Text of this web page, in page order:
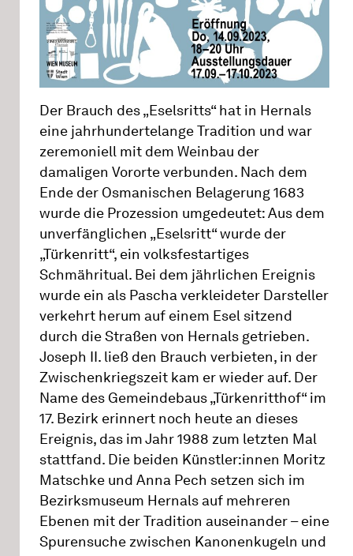
Der Brauch des „Eselsritts“ hat in Hernals
eine jahrhundertelange Tradition und war
zeremoniell mit dem Weinbau der
damaligen Vororte verbunden. Nach dem
Ende der Osmanischen Belagerung 1683
wurde die Prozession umgedeutet: Aus dem
unverfänglichen „Eselsritt“ wurde der
„Türkenritt“, ein volksfestartiges
Schmähritual. Bei dem jährlichen Ereignis
wurde ein als Pascha verkleideter Darsteller
verkehrt herum auf einem Esel sitzend
durch die Straßen von Hernals getrieben.
Joseph II. ließ den Brauch verbieten, in der
Zwischenkriegszeit kam er wieder auf. Der
Name des Gemeindebaus „Türkenritthof“ im
17. Bezirk erinnert noch heute an dieses
Ereignis, das im Jahr 1988 zum letzten Mal
stattfand. Die beiden Künstler:innen Moritz
Matschke und Anna Pech setzen sich im
Bezirksmuseum Hernals auf mehreren
Ebenen mit der Tradition auseinander – eine
Spurensuche zwischen Kanonenkugeln und